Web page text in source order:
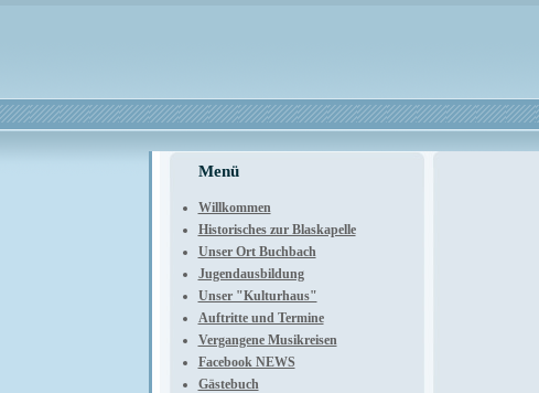
Menü
Willkommen
Historisches zur Blaskapelle
Unser Ort Buchbach
Jugendausbildung
Unser "Kulturhaus"
Auftritte und Termine
Vergangene Musikreisen
Facebook NEWS
Gästebuch